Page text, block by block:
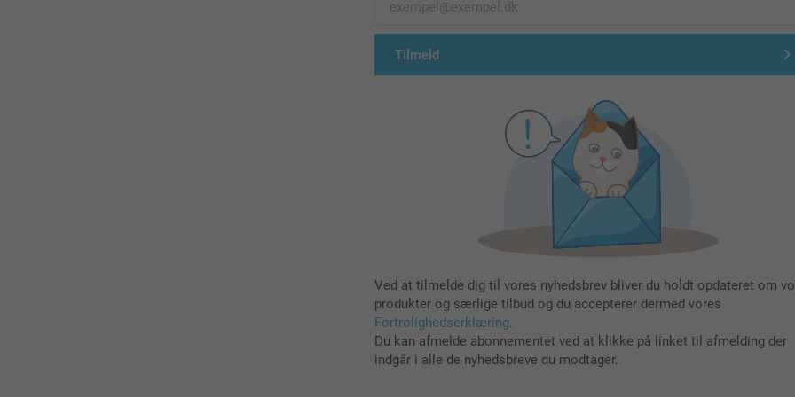
Tilmeld
Ved at tilmelde dig til vores nyhedsbrev bliver du holdt opdateret om
produkter og særlige tilbud og du accepterer dermed vores
Fortrolighedserklæring.
Du kan afmelde abonnementet ved at klikke på linket til afmelding der
indgår i alle de nyhedsbreve du modtager.